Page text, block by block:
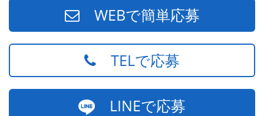
WEBで簡単応募
TELで応募
LINEで応募